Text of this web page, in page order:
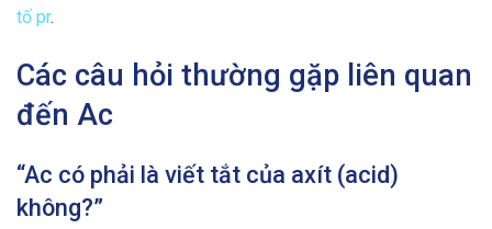
tố pr.
Các câu hỏi thường gặp liên quan
đến Ac
“Ac có phải là viết tắt của axít (acid)
không?”